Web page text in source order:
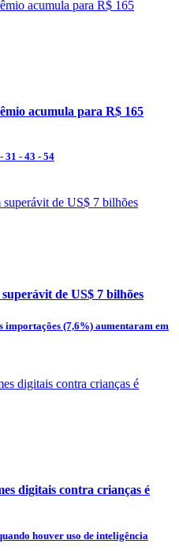
acumula para R$ 165
31 - 43 - 54
de US$ 7 bilhões
importações (7,6%) aumentaram em
digitais contra crianças é
houver uso de inteligência